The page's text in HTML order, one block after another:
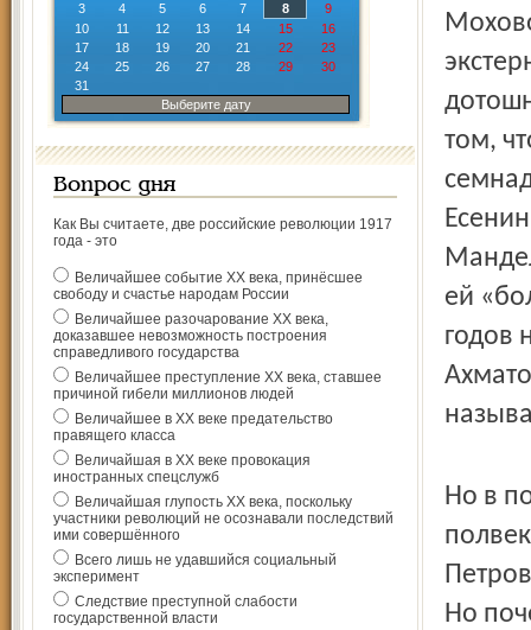
3
4 5 6 7 8
9
10
11 12 13 14 15
16
17
18 19 20 21 22
23
24
25 26 27 28 29
30
31
Выберите дату
Вопрос дня
Как Вы считаете, две российские революции 1917
года - это
Величайшее событие ХХ века, принёсшее
свободу и счастье народам России
Величайшее разочарование ХХ века,
доказавшее невозможность построения
справедливого государства
Величайшее преступление ХХ века, ставшее
причиной гибели миллионов людей
Величайшее в ХХ веке предательство
правящего класса
Величайшая в ХХ веке провокация
иностранных спецслужб
Величайшая глупость ХХ века, поскольку
участники революций не осознавали последствий
ими совершённого
Всего лишь не удавшийся социальный
эксперимент
Следствие преступной слабости
государственной власти
том,
ей
годов
Но в
Но